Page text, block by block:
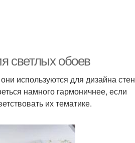
светлых обоев
используются для дизайна стен
намного гармоничнее, если
их тематике.